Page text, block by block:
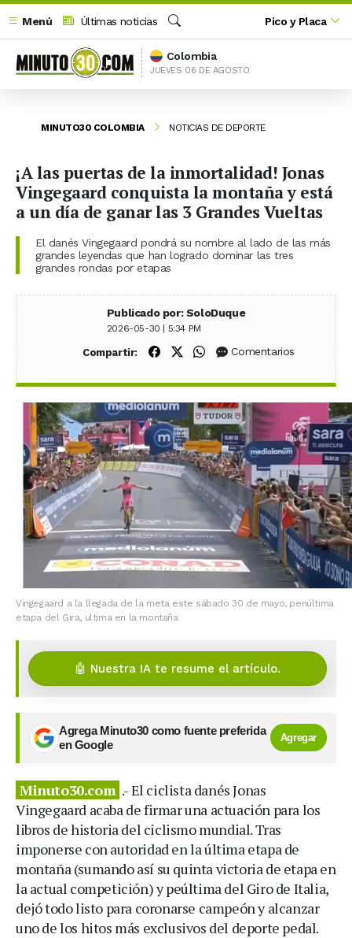
Menú
Últimas noticias
Buscar
Pico y Placa
Colombia
JUEVES 06 DE AGOSTO
MINUTO30 COLOMBIA NOTICIAS DE DEPORTE
¡A las puertas de la inmortalidad! Jonas
Vingegaard conquista la montaña y está
a un día de ganar las 3 Grandes Vueltas
El danés Vingegaard pondrá su nombre al lado de las más
grandes leyendas que han logrado dominar las tres
grandes rondas por etapas
Publicado por: SoloDuque
2026-05-30 | 5:34 PM
Compartir: Compartir en Facebook
Compartir en X (Twitter)
Compartir en WhatsApp
Comentarios
Vingegaard a la llegada de la meta este sábado 30 de mayo, penúltima
etapa del Gira, ultima en la montaña
🤖 Nuestra IA te resume el artículo.
Agrega Minuto30 como fuente preferida
en Google
Agregar
Minuto30.com .- El ciclista danés Jonas
Vingegaard acaba de firmar una actuación para los
libros de historia del ciclismo mundial. Tras
imponerse con autoridad en la última etapa de
montaña (sumando así su quinta victoria de etapa en
la actual competición) y peúltima del Giro de Italia,
dejó todo listo para coronarse campeón y alcanzar
uno de los hitos más exclusivos del deporte pedal.